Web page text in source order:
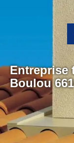
Entreprise
Boulou